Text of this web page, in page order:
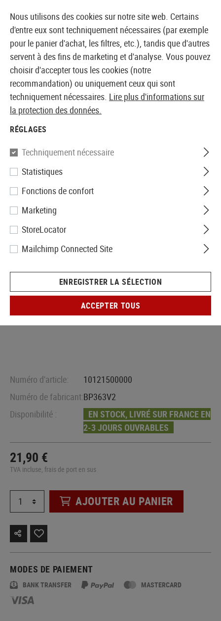
BOUTIQUE ET GROSSISTE EUROPÉEN AIRSOFT
Marques CRKT 6.03 Black Python II Barrel 363mm
Madbull
6.03 Black Python II Barrel
363mm
Numéro d'article:
10121500000
Numéro de fabricant:BP363V2
Disponibilité :
EN STOCK, LIVRÉ SUR FRANCE EN
2-3 JOURS OUVRABLES
21,90 €
TVA incluse, frais de port en sus
AJOUTER AU PANIER
MODES DE PAIEMENT
BANK TRANSFER MASTERCARD
Nous utilisons des cookies sur notre site web. Certains
d'entre eux sont techniquement nécessaires (par exemple
pour le panier d'achat, les filtres, etc.), tandis que d'autres
servent à des fins de marketing et d'analyse. Vous pouvez
choisir d'accepter tous les cookies (notre
recommandation) ou uniquement ceux qui sont
techniquement nécessaires. Lire plus d'informations sur
la protection des données.
RÉGLAGES
Techniquement nécessaire
Statistiques
Fonctions de confort
Marketing
StoreLocator
Mailchimp Connected Site
ENREGISTRER LA SÉLECTION
ACCEPTER TOUS